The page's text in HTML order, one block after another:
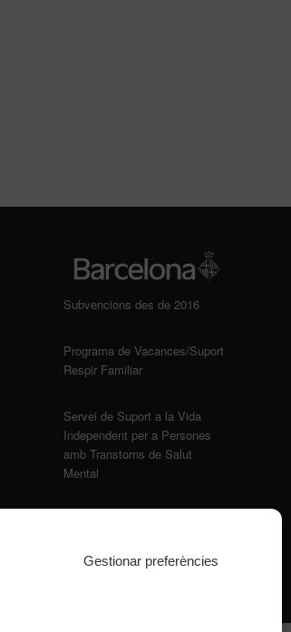
Gestionar preferències
Subvencions des de 2016
Programa de Vacances/Suport
Respir Familiar
Servei de Suport a la Vida
Independent per a Persones
amb Transtorns de Salut
Mental